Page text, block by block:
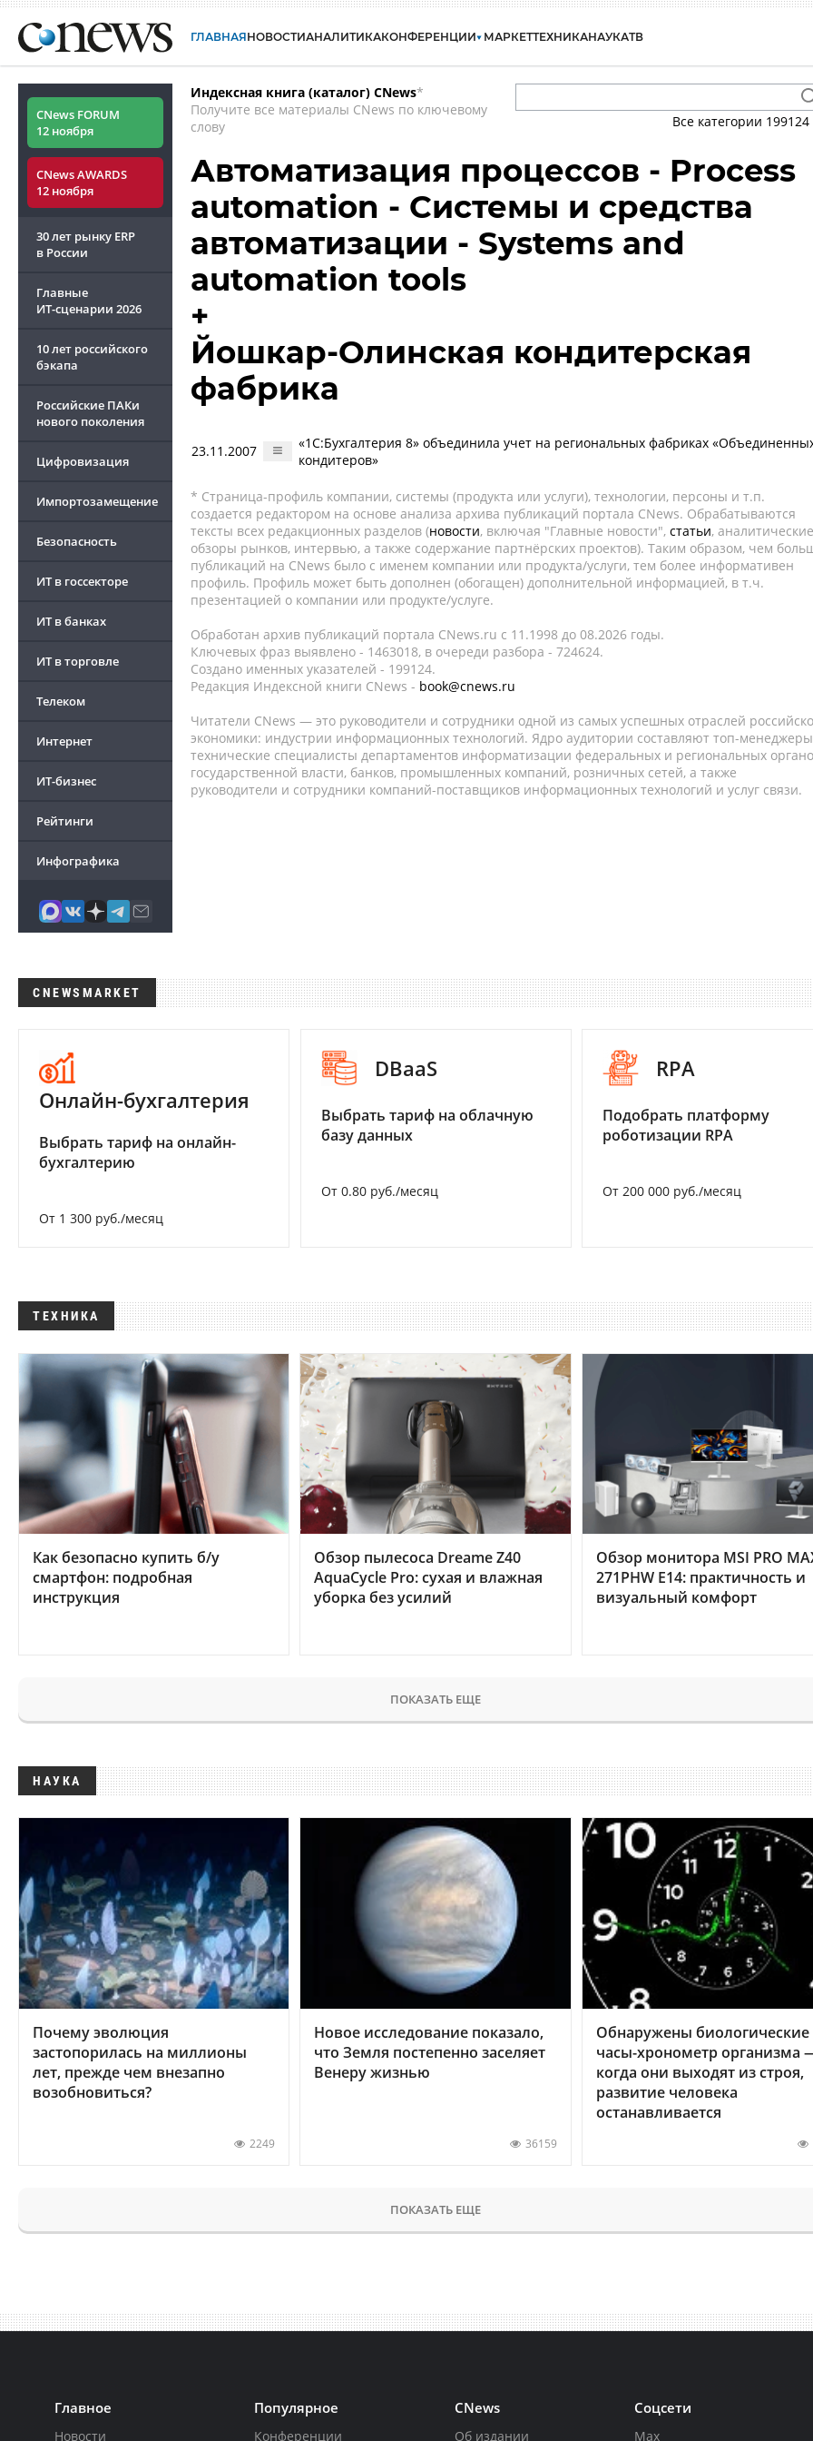
ГЛАВНАЯНОВОСТИАНАЛИТИКАКОНФЕРЕНЦИИ МАРКЕТТЕХНИКАНАУКАТВ
CNews FORUM
12 ноября
CNews AWARDS
12 ноября
30 лет рынку ERP
в России
Главные
ИТ-сценарии 2026
10 лет российского
бэкапа
Российские ПАКи
нового поколения
Цифровизация
Импортозамещение
Безопасность
ИТ в госсекторе
ИТ в банках
ИТ в торговле
Телеком
Интернет
ИТ-бизнес
Рейтинги
Инфографика
Индексная книга (каталог) CNews*
Получите все материалы CNews по ключевому
слову
Все категории 199124
Автоматизация процессов - Process
automation - Системы и средства
автоматизации - Systems and
automation tools
+
Йошкар-Олинская кондитерская
фабрика
23.11.2007
«1С:Бухгалтерия 8» объединила учет на региональных фабриках
кондитеров»
* Страница-профиль компании, системы (продукта или услуги), технологии, персоны и т.п.
создается редактором на основе анализа архива публикаций портала CNews. Обрабатываются
тексты всех редакционных разделов (новости, включая "Главные новости", статьи, аналитические
обзоры рынков, интервью, а также содержание партнёрских проектов). Таким образом, чем
публикаций на CNews было с именем компании или продукта/услуги, тем более информативен
профиль. Профиль может быть дополнен (обогащен) дополнительной информацией, в т.ч.
презентацией о компании или продукте/услуге.
Обработан архив публикаций портала CNews.ru c 11.1998 до 08.2026 годы.
Ключевых фраз выявлено - 1463018, в очереди разбора - 724624.
Создано именных указателей - 199124.
Редакция Индексной книги CNews - book@cnews.ru
Читатели CNews — это руководители и сотрудники одной из самых успешных отраслей
экономики: индустрии информационных технологий. Ядро аудитории составляют топ-
технические специалисты департаментов информатизации федеральных и региональных
государственной власти, банков, промышленных компаний, розничных сетей, а также
руководители и сотрудники компаний-поставщиков информационных технологий и услуг связи.
CNEWSMARKET
Онлайн-бухгалтерия
Выбрать тариф на онлайн-
бухгалтерию
От 1 300 руб./месяц
DBaaS
Выбрать тариф на облачную
базу данных
От 0.80 руб./месяц
RPA
Подобрать платформу
роботизации RPA
От 200 000 руб./месяц
ТЕХНИКА
Как безопасно купить б/у
смартфон: подробная
инструкция
Обзор пылесоса Dreame Z40
AquaCycle Pro: сухая и влажная
уборка без усилий
Обзор монитора MSI PRO
271PHW E14: практичность и
визуальный комфорт
ПОКАЗАТЬ ЕЩЕ
НАУКА
Почему эволюция
застопорилась на миллионы
лет, прежде чем внезапно
возобновиться?
2249
Новое исследование показало,
что Земля постепенно заселяет
Венеру жизнью
36159
Обнаружены биологические
часы-хронометр организма
когда они выходят из строя,
развитие человека
останавливается
ПОКАЗАТЬ ЕЩЕ
Главное
Новости
Популярное
Конференции
CNews
Об издании
Соцсети
Max